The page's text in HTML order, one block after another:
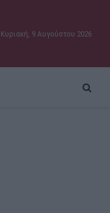
Κυριακή, 9 Αυγούστου 2026